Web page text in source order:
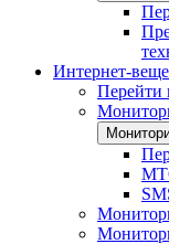
Интернет-
Перейти